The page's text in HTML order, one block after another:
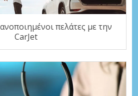
πελάτες με την
CarJet